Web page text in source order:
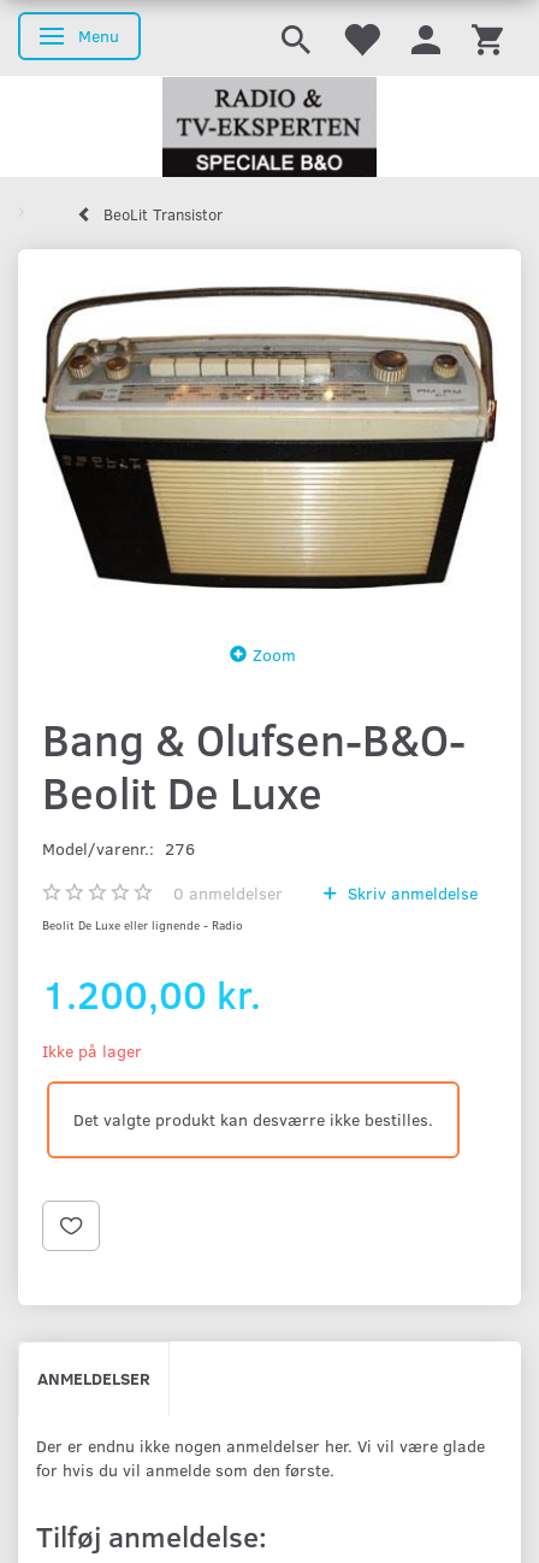
Skifte navigation
Menu
BeoLit Transistor
Zoom
Bang & Olufsen-B&O-
Beolit De Luxe
Model/varenr.: 276
0 anmeldelser Skriv anmeldelse
Beolit De Luxe eller lignende - Radio
1.200,00 kr.
Ikke på lager
Det valgte produkt kan desværre ikke bestilles.
ANMELDELSER
Der er endnu ikke nogen anmeldelser her. Vi vil være glade
for hvis du vil anmelde som den første.
Tilføj anmeldelse: